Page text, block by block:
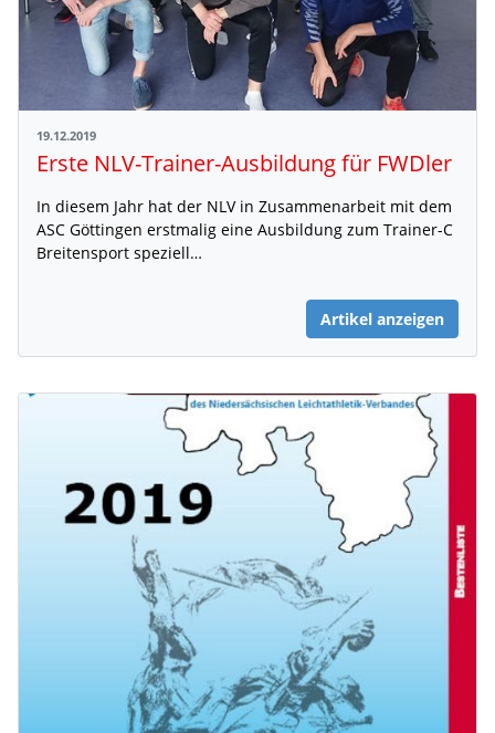
19.12.2019
Erste NLV-Trainer-Ausbildung für FWDler
In diesem Jahr hat der NLV in Zusammenarbeit mit dem
ASC Göttingen erstmalig eine Ausbildung zum Trainer-C
Breitensport speziell…
Artikel anzeigen